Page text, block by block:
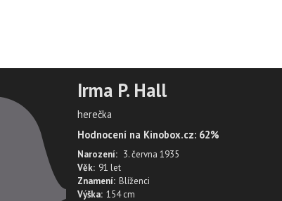
Irma P. Hall
herečka
Hodnocení na Kinobox.cz: 62%
Narození: 3. června 1935
Věk: 91 let
Znamení: Blíženci
Výška: 154 cm